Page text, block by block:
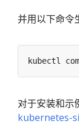
并用以下命令
对于安装和示
kubernetes-